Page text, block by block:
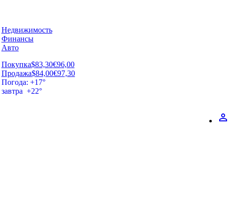
Недвижимость
Финансы
Авто
Покупка$83,30€96,00
Продажа$84,00€97,30
Погода: +17°
завтра +22°
perm_identity